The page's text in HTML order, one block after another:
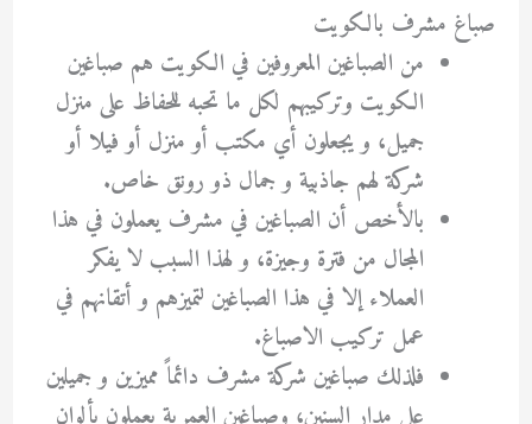
صباغ مشرف بالكويت
من الصباغين المعروفين في الكويت هم صباغين
الكويت وتركيبهم لكل ما تحبه للحفاظ على منزل
جميل، و يجعلون أي مكتب أو منزل أو فيلا أو
شركة لهم جاذبية و جمال ذو رونق خاص.
بالأخص أن الصباغين في مشرف يعملون في هذا
المجال من فترة وجيزة، و لهذا السبب لا يفكر
العملاء إلا في هذا الصباغين لتميزهم و أتقانهم في
عمل تركيب الاصباغ.
فلذلك صباغين شركة مشرف دائماً مميزين و جميلين